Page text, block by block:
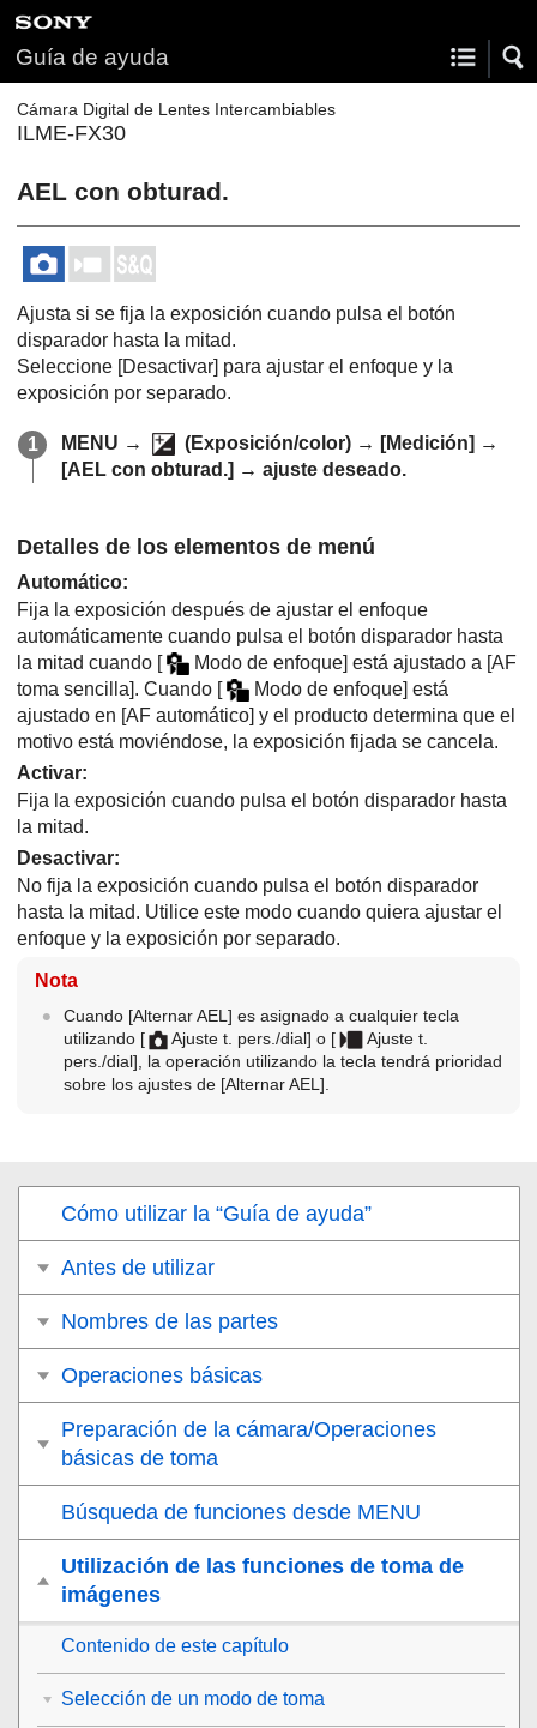
Guía de ayuda
Cámara Digital de Lentes Intercambiables
ILME-FX30
AEL con obturad.
Ajusta si se fija la exposición cuando pulsa el botón
disparador hasta la mitad.
Seleccione [Desactivar] para ajustar el enfoque y la
exposición por separado.
MENU → (Exposición/color) → [Medición] →
[AEL con obturad.] → ajuste deseado.
Detalles de los elementos de menú
Automático:
Fija la exposición después de ajustar el enfoque
automáticamente cuando pulsa el botón disparador hasta
la mitad cuando [ Modo de enfoque] está ajustado a [AF
toma sencilla]. Cuando [ Modo de enfoque] está
ajustado en [AF automático] y el producto determina que el
motivo está moviéndose, la exposición fijada se cancela.
Activar:
Fija la exposición cuando pulsa el botón disparador hasta
la mitad.
Desactivar:
No fija la exposición cuando pulsa el botón disparador
hasta la mitad. Utilice este modo cuando quiera ajustar el
enfoque y la exposición por separado.
Nota
Cuando [Alternar AEL] es asignado a cualquier tecla
utilizando [ Ajuste t. pers./dial] o [
Ajuste t.
pers./dial] , la operación utilizando la tecla tendrá prioridad
sobre los ajustes de [Alternar AEL]
Cómo utilizar la “Guía de ayuda”
Antes de utilizar
Nombres de las partes
Operaciones básicas
Preparación de la cámara/Operaciones
básicas de toma
Búsqueda de funciones desde MENU
Utilización de las funciones de toma de
imágenes
Contenido de este capítulo
Selección de un modo de toma